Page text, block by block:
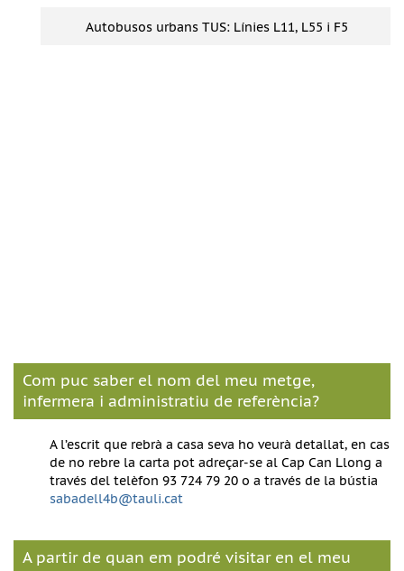
Autobusos urbans TUS: Línies L11, L55 i F5
Com puc saber el nom del meu metge,
infermera i administratiu de referència?
A l’escrit que rebrà a casa seva ho veurà detallat, en cas
de no rebre la carta pot adreçar-se al Cap Can Llong a
través del telèfon 93 724 79 20 o a través de la bústia
sabadell4b@tauli.cat
A partir de quan em podré visitar en el meu